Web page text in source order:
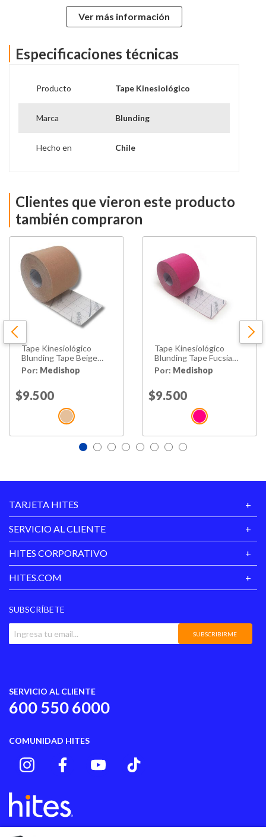
Algodón7% SpandexEtil acetato (55%-65%), polímero
acrílico (35%-45%): Composición del
bajo prescripción médica.
Ver más información
Especificaciones técnicas
Producto Tape Kinesiológico
Marca Blunding
Hecho en Chile
Clientes que vieron este producto
también compraron
Tape Kinesiológico
Blunding Tape Beige
(rollo 5cm X 5mts)
Por: Medishop
Price reduced from
$9.500
Tape Kinesiológico
Blunding Tape Fucsia
(rollo 5cm X 5mts)
Por: Medishop
Price reduced from
$9.500
TARJETA HITES
SERVICIO AL CLIENTE
HITES CORPORATIVO
HITES.COM
SUBSCRÍBETE
SUBSCRIBIRME
SERVICIO AL CLIENTE
600 550 6000
COMUNIDAD HITES